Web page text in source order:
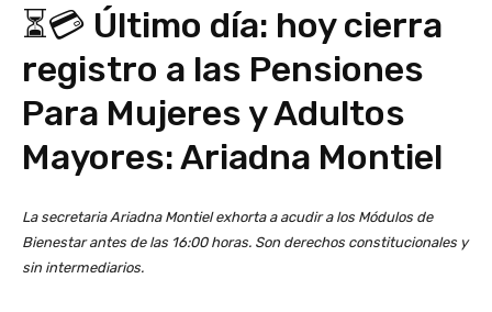
⏳💳 Último día: hoy cierra
registro a las Pensiones
Para Mujeres y Adultos
Mayores: Ariadna Montiel
La secretaria Ariadna Montiel exhorta a acudir a los Módulos de
Bienestar antes de las 16:00 horas. Son derechos constitucionales y
sin intermediarios.